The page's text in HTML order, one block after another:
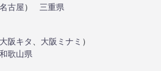
名古屋）
三重県
大阪キタ 大阪ミナミ ）
和歌山県